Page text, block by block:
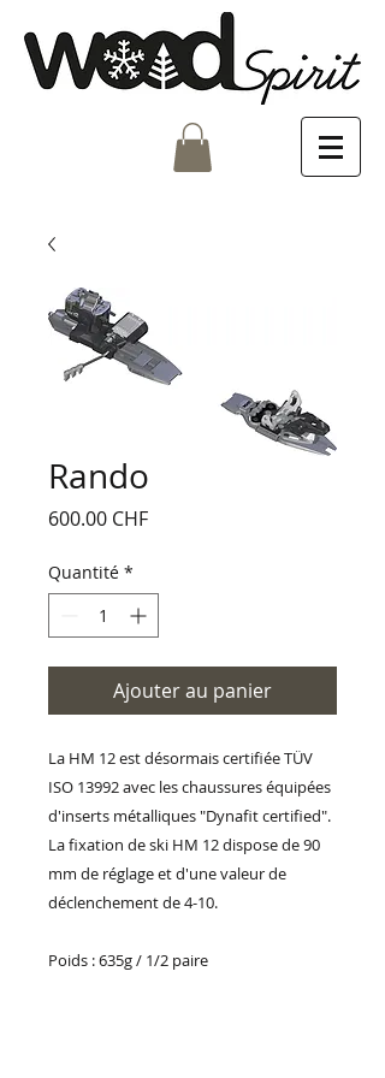
Rando
600.00 CHFPrix
Quantité *
Ajouter au panier
La HM 12 est désormais certifiée TÜV
ISO 13992 avec les chaussures équipées
d'inserts métalliques "Dynafit certified".
La fixation de ski HM 12 dispose de 90
mm de réglage et d'une valeur de
déclenchement de 4-10.
Poids : 635g / 1/2 paire